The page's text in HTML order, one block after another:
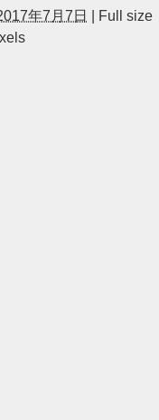
年7月7日
Full size